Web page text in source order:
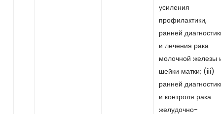
усиления
профилактики,
ранней
и лечения рака
молочной железы
шейки матки; (iii)
ранней
и контроля рака
желудочно-